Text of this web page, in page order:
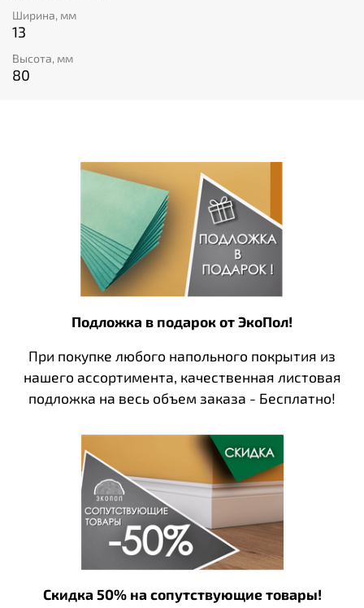
Ширина, мм
13
Высота, мм
80
Подложка в подарок от ЭкоПол!
При покупке любого напольного покрытия из
нашего ассортимента, качественная листовая
подложка на весь объем заказа - Бесплатно!
Скидка 50% на сопутствующие товары!